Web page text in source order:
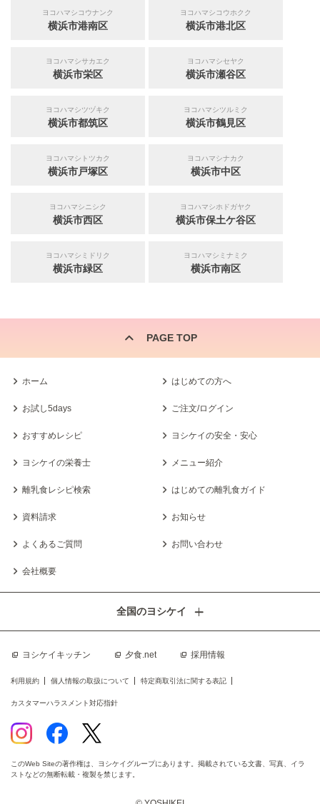
ヨコハマシコウナンク
横浜市港南区
ヨコハマシコウホクク
横浜市港北区
ヨコハマシサカエク
横浜市栄区
ヨコハマシセヤク
横浜市瀬谷区
ヨコハマシツヅキク
横浜市都筑区
ヨコハマシツルミク
横浜市鶴見区
ヨコハマシトツカク
横浜市戸塚区
ヨコハマシナカク
横浜市中区
ヨコハマシニシク
横浜市西区
ヨコハマシホドガヤク
横浜市保土ケ谷区
ヨコハマシミドリク
横浜市緑区
ヨコハマシミナミク
横浜市南区
PAGE TOP
ホーム はじめての方へ
お試し5days ご注文/ログイン
おすすめレシピ ヨシケイの安全・安心
ヨシケイの栄養士 メニュー紹介
離乳食レシピ検索 はじめての離乳食ガイド
資料請求 お知らせ
よくあるご質問 お問い合わせ
会社概要
ヨシケイキッチン 夕食.net 採用情報
全国のヨシケイ
利用規約 個人情報の取扱について 特定商取引法に関する表記
カスタマーハラスメント対応指針
このWeb Siteの著作権は、ヨシケイグループにあります。掲載されている文書、写真、イラ
ストなどの無断転載・複製を禁じます。